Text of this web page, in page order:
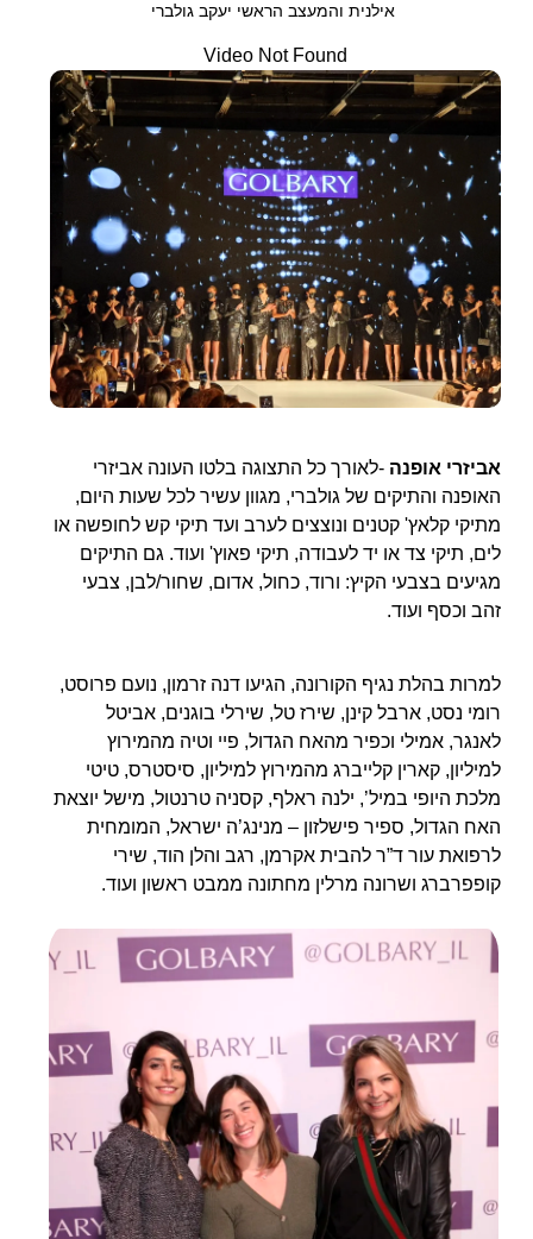
אילנית והמעצב הראשי יעקב גולברי
Video Not Found
אביזרי אופנה -לאורך כל התצוגה בלטו העונה אביזרי
האופנה והתיקים של גולברי, מגוון עשיר לכל שעות היום,
מתיקי קלאץ' קטנים ונוצצים לערב ועד תיקי קש לחופשה או
לים, תיקי צד או יד לעבודה, תיקי פאוץ' ועוד. גם התיקים
מגיעים בצבעי הקיץ: ורוד, כחול, אדום, שחור/לבן, צבעי
זהב וכסף ועוד.
למרות בהלת נגיף הקורונה, הגיעו דנה זרמון, נועם פרוסט,
רומי נסט, ארבל קינן, שירז טל, שירלי בוגנים, אביטל
לאנגר, אמילי וכפיר מהאח הגדול, פיי וטיה מהמירוץ
למיליון, קארין קלייברג מהמירוץ למיליון, סיסטרס, טיטי
מלכת היופי במיל’, ילנה ראלף, קסניה טרנטול, מישל יוצאת
האח הגדול, ספיר פישלזון – מנינג’ה ישראל, המומחית
לרפואת עור ד”ר להבית אקרמן, רגב והלן הוד, שירי
קופפרברג ושרונה מרלין מחתונה ממבט ראשון ועוד.